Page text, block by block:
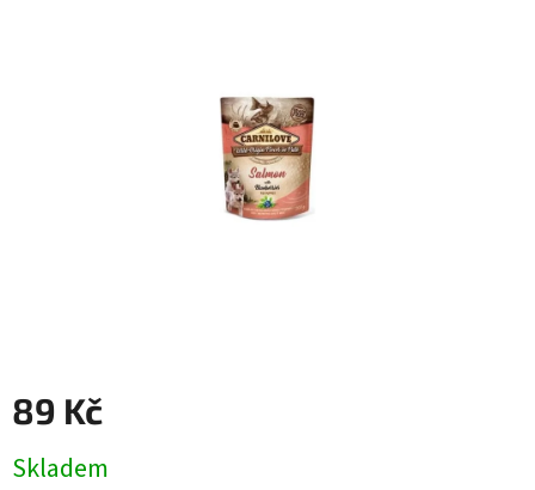
89 Kč
cena:
Skladem